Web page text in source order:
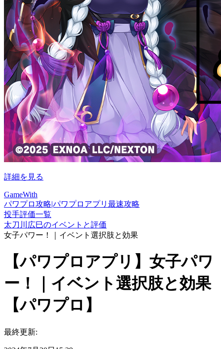
詳細を見る
GameWith
パワプロ攻略|パワプロアプリ最速攻略
投手評価一覧
太刀川広巳のイベントと評価
女子パワー！｜イベント選択肢と効果
【パワプロアプリ】女子パワ
ー！｜イベント選択肢と効果
【パワプロ】
最終更新: